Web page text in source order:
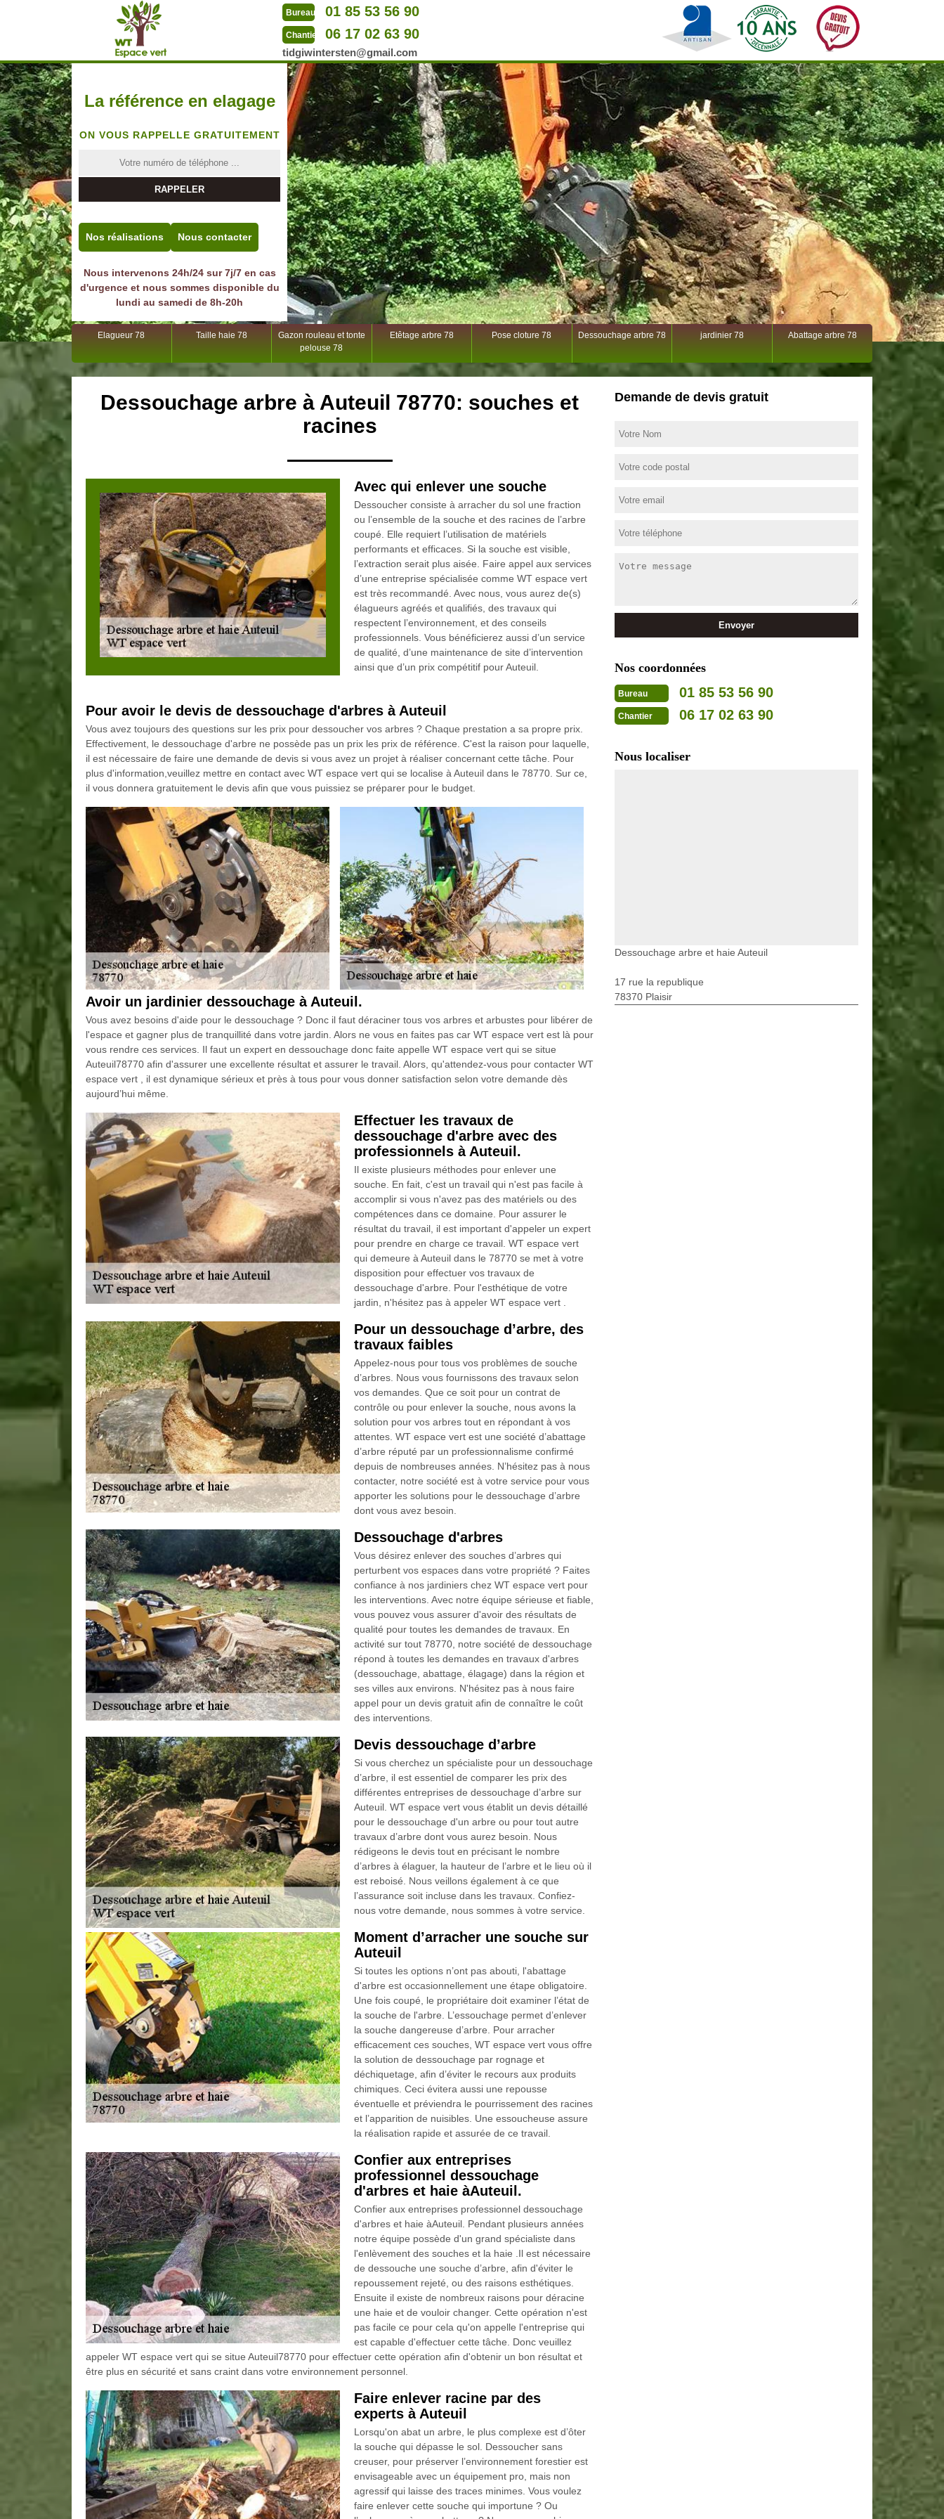
Bureau 01 85 53 56 90
Chantier 06 17 02 63 90
tidgiwintersten@gmail.com
La référence en elagage
ON VOUS RAPPELLE GRATUITEMENT
Nos réalisations Nous contacter
Nous intervenons 24h/24 sur 7j/7 en cas
d'urgence et nous sommes disponible du
lundi au samedi de 8h-20h
Elagueur 78 Taille haie 78
Gazon rouleau et tonte
pelouse 78
Etêtage arbre 78 Pose cloture 78 Dessouchage arbre 78 jardinier 78 Abattage arbre 78
Dessouchage arbre à Auteuil 78770: souches et
racines
Avec qui enlever une souche
Dessoucher consiste à arracher du sol une fraction
ou l’ensemble de la souche et des racines de l’arbre
coupé. Elle requiert l’utilisation de matériels
performants et efficaces. Si la souche est visible,
l’extraction serait plus aisée. Faire appel aux services
d’une entreprise spécialisée comme WT espace vert
est très recommandé. Avec nous, vous aurez de(s)
élagueurs agréés et qualifiés, des travaux qui
respectent l’environnement, et des conseils
professionnels. Vous bénéficierez aussi d’un service
de qualité, d’une maintenance de site d’intervention
ainsi que d’un prix compétitif pour Auteuil.
Pour avoir le devis de dessouchage d'arbres à Auteuil
Vous avez toujours des questions sur les prix pour dessoucher vos arbres ? Chaque prestation a sa propre prix.
Effectivement, le dessouchage d'arbre ne possède pas un prix les prix de référence. C'est la raison pour laquelle,
il est nécessaire de faire une demande de devis si vous avez un projet à réaliser concernant cette tâche. Pour
plus d'information,veuillez mettre en contact avec WT espace vert qui se localise à Auteuil dans le 78770. Sur ce,
il vous donnera gratuitement le devis afin que vous puissiez se préparer pour le budget.
Avoir un jardinier dessouchage à Auteuil.
Vous avez besoins d'aide pour le dessouchage ? Donc il faut déraciner tous vos arbres et arbustes pour libérer de
l'espace et gagner plus de tranquillité dans votre jardin. Alors ne vous en faites pas car WT espace vert est là pour
vous rendre ces services. Il faut un expert en dessouchage donc faite appelle WT espace vert qui se situe
Auteuil78770 afin d'assurer une excellente résultat et assurer le travail. Alors, qu'attendez-vous pour contacter WT
espace vert , il est dynamique sérieux et près à tous pour vous donner satisfaction selon votre demande dès
aujourd’hui même.
Effectuer les travaux de
dessouchage d'arbre avec des
professionnels à Auteuil.
Il existe plusieurs méthodes pour enlever une
souche. En fait, c'est un travail qui n'est pas facile à
accomplir si vous n'avez pas des matériels ou des
compétences dans ce domaine. Pour assurer le
résultat du travail, il est important d'appeler un expert
pour prendre en charge ce travail. WT espace vert
qui demeure à Auteuil dans le 78770 se met à votre
disposition pour effectuer vos travaux de
dessouchage d'arbre. Pour l'esthétique de votre
jardin, n'hésitez pas à appeler WT espace vert .
Pour un dessouchage d’arbre, des
travaux faibles
Appelez-nous pour tous vos problèmes de souche
d’arbres. Nous vous fournissons des travaux selon
vos demandes. Que ce soit pour un contrat de
contrôle ou pour enlever la souche, nous avons la
solution pour vos arbres tout en répondant à vos
attentes. WT espace vert est une société d’abattage
d’arbre réputé par un professionnalisme confirmé
depuis de nombreuses années. N’hésitez pas à nous
contacter, notre société est à votre service pour vous
apporter les solutions pour le dessouchage d’arbre
dont vous avez besoin.
Dessouchage d'arbres
Vous désirez enlever des souches d’arbres qui
perturbent vos espaces dans votre propriété ? Faites
confiance à nos jardiniers chez WT espace vert pour
les interventions. Avec notre équipe sérieuse et fiable,
vous pouvez vous assurer d'avoir des résultats de
qualité pour toutes les demandes de travaux. En
activité sur tout 78770, notre société de dessouchage
répond à toutes les demandes en travaux d'arbres
(dessouchage, abattage, élagage) dans la région et
ses villes aux environs. N'hésitez pas à nous faire
appel pour un devis gratuit afin de connaître le coût
des interventions.
Devis dessouchage d’arbre
Si vous cherchez un spécialiste pour un dessouchage
d’arbre, il est essentiel de comparer les prix des
différentes entreprises de dessouchage d’arbre sur
Auteuil. WT espace vert vous établit un devis détaillé
pour le dessouchage d'un arbre ou pour tout autre
travaux d’arbre dont vous aurez besoin. Nous
rédigeons le devis tout en précisant le nombre
d’arbres à élaguer, la hauteur de l’arbre et le lieu où il
est reboisé. Nous veillons également à ce que
l’assurance soit incluse dans les travaux. Confiez-
nous votre demande, nous sommes à votre service.
Moment d’arracher une souche sur
Auteuil
Si toutes les options n’ont pas abouti, l'abattage
d'arbre est occasionnellement une étape obligatoire.
Une fois coupé, le propriétaire doit examiner l’état de
la souche de l'arbre. L’essouchage permet d’enlever
la souche dangereuse d’arbre. Pour arracher
efficacement ces souches, WT espace vert vous offre
la solution de dessouchage par rognage et
déchiquetage, afin d’éviter le recours aux produits
chimiques. Ceci évitera aussi une repousse
éventuelle et préviendra le pourrissement des racines
et l’apparition de nuisibles. Une essoucheuse assure
la réalisation rapide et assurée de ce travail.
Confier aux entreprises
professionnel dessouchage
d'arbres et haie àAuteuil.
Confier aux entreprises professionnel dessouchage
d'arbres et haie àAuteuil. Pendant plusieurs années
notre équipe possède d'un grand spécialiste dans
l'enlèvement des souches et la haie .Il est nécessaire
de dessouche une souche d’arbre, afin d'éviter le
repoussement rejeté, ou des raisons esthétiques.
Ensuite il existe de nombreux raisons pour déracine
une haie et de vouloir changer. Cette opération n'est
pas facile ce pour cela qu'on appelle l'entreprise qui
est capable d'effectuer cette tâche. Donc veuillez
appeler WT espace vert qui se situe Auteuil78770 pour effectuer cette opération afin d'obtenir un bon résultat et
être plus en sécurité et sans craint dans votre environnement personnel.
Faire enlever racine par des
experts à Auteuil
Lorsqu'on abat un arbre, le plus complexe est d’ôter
la souche qui dépasse le sol. Dessoucher sans
creuser, pour préserver l’environnement forestier est
envisageable avec un équipement pro, mais non
agressif qui laisse des traces minimes. Vous voulez
faire enlever cette souche qui importune ? Ou
Demande de devis gratuit
Nos coordonnées
Bureau 01 85 53 56 90
Chantier 06 17 02 63 90
Nous localiser
Dessouchage arbre et haie Auteuil
17 rue la republique
78370 Plaisir